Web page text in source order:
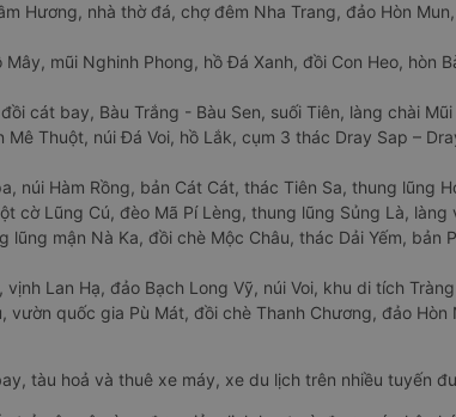
Hương, nhà thờ đá, chợ đêm Nha Trang, đảo Hòn
Mây, mũi Nghinh Phong, hồ Đá Xanh, đồi Con Heo, hòn
cát bay, Bàu Trắng - Bàu Sen, suối Tiên, làng chài
Mê Thuột, núi Đá Voi, hồ Lắk, cụm 3 thác Dray Sap –
núi Hàm Rồng, bản Cát Cát, thác Tiên Sa, thung lũng
cờ Lũng Cú, đèo Mã Pí Lèng, thung lũng Sủng Là, làng
lũng mận Nà Ka, đồi chè Mộc Châu, thác Dải Yếm, bản
vịnh Lan Hạ, đảo Bạch Long Vỹ, núi Voi, khu di tích
vườn quốc gia Pù Mát, đồi chè Thanh Chương, đảo
tàu hoả và thuê xe máy, xe du lịch trên nhiều tuyến